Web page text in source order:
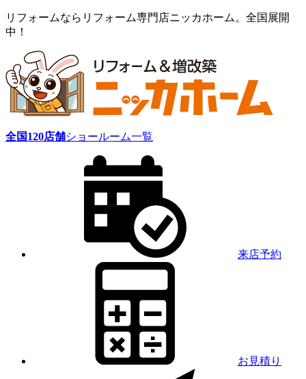
リフォームならリフォーム専門店ニッカホーム。全国展開
中！
全国120店舗ショールーム一覧
来店予約
お見積り